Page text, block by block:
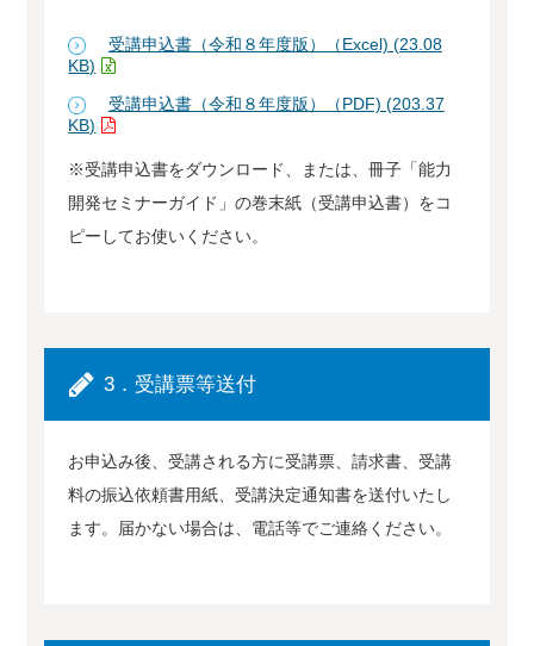
受講申込書（令和８年度版）（Excel) (23.08
KB)
受講申込書（令和８年度版）（PDF) (203.37
KB)
※受講申込書をダウンロード、または、冊子「能力
開発セミナーガイド」の巻末紙（受講申込書）をコ
ピーしてお使いください。
3．受講票等送付
お申込み後、受講される方に受講票、請求書、受講
料の振込依頼書用紙、受講決定通知書を送付いたし
ます。届かない場合は、電話等でご連絡ください。